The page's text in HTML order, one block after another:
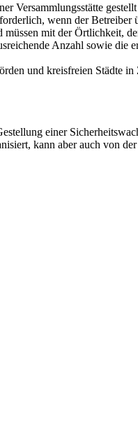
Versammlungsstätte
wenn der
mit der Örtlichkeit,
Anzahl sowie
und kreisfreien Städte
einer
kann aber auch von